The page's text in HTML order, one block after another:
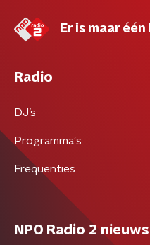
Er is maar één
Radio
DJ’s
Programma's
Frequenties
NPO Radio 2